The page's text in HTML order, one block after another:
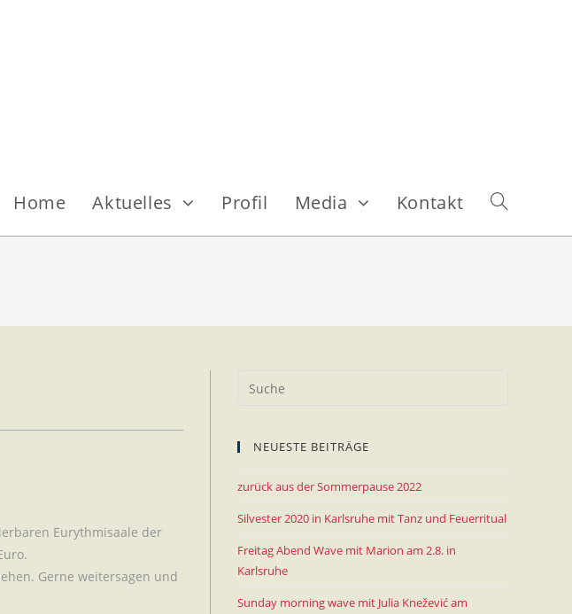
Home Aktuelles Profil Media Kontakt
Eurythmisaale der
Uhr; Beitrag : 15 Euro.
Gerne weitersagen und
NEUESTE BEITRÄGE
zurück aus der Sommerpause 2022
Silvester 2020 in Karlsruhe mit Tanz und Feuerritual
Freitag Abend Wave mit Marion am 2.8. in
Karlsruhe
Sunday morning wave mit Julia Knežević am